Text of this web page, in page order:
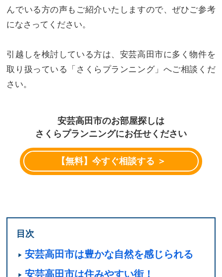
んでいる方の声もご紹介いたしますので、ぜひご参考
になさってください。
引越しを検討している方は、安芸高田市に多く物件を
取り扱っている「さくらプランニング」へご相談くだ
さい。
安芸高田市のお部屋探しは
さくらプランニングにお任せください
【無料】今すぐ相談する ＞
目次
安芸高田市は豊かな自然を感じられる
安芸高田市は住みやすい街！